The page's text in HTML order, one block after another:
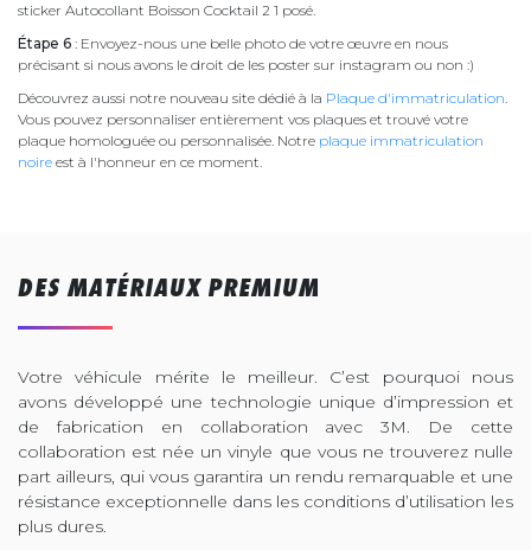
sticker Autocollant Boisson Cocktail 2 1 posé.
Étape 6 : Envoyez-nous une belle photo de votre œuvre en nous
précisant si nous avons le droit de les poster sur instagram ou non :)
Découvrez aussi notre nouveau site dédié à la Plaque d'immatriculation.
Vous pouvez personnaliser entièrement vos plaques et trouvé votre
plaque homologuée ou personnalisée. Notre plaque immatriculation
noire est à l'honneur en ce moment.
DES MATÉRIAUX PREMIUM
Votre véhicule mérite le meilleur. C’est pourquoi nous
avons développé une technologie unique d’impression et
de fabrication en collaboration avec 3M. De cette
collaboration est née un vinyle que vous ne trouverez nulle
part ailleurs, qui vous garantira un rendu remarquable et une
résistance exceptionnelle dans les conditions d’utilisation les
plus dures.